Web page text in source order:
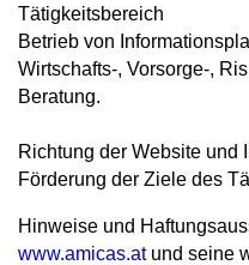
Tätigkeitsbereich
Betrieb von
Wirtschafts-, Vorsorge-,
Beratung.
Richtung der Website und
Förderung der Ziele des
Hinweise und
www.amicas.atund seine